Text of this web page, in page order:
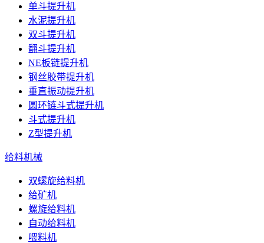
单斗提升机
水泥提升机
双斗提升机
翻斗提升机
NE板链提升机
钢丝胶带提升机
垂直振动提升机
圆环链斗式提升机
斗式提升机
Z型提升机
给料机械
双螺旋给料机
给矿机
螺旋给料机
自动给料机
喂料机